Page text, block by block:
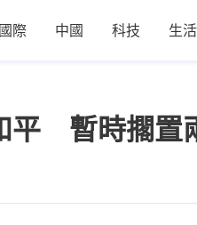
國際 中國 科技 生活
平 暫時擱置